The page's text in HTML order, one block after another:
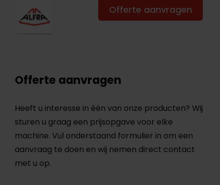
Offerte aanvragen
Offerte aanvragen
Heeft u interesse in één van onze producten? Wij
sturen u graag een prijsopgave voor elke
machine. Vul onderstaand formulier in om een
aanvraag te doen en wij nemen direct contact
met u op.